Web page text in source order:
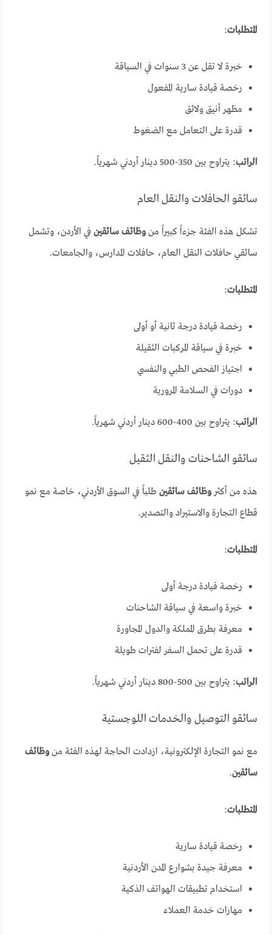
المتطلبات:
خبرة لا تقل عن 3 سنوات في السياقة
رخصة قيادة سارية المفعول
مظهر أنيق ولائق
قدرة على التعامل مع الضغوط
الراتب: يتراوح بين 350-500 دينار أردني شهرياً.
سائقو الحافلات والنقل العام
تشكل هذه الفئة جزءاً كبيراً منوظائف سائقين في الأردن، وتشمل
سائقي حافلات النقل العام، حافلات المدارس، والجامعات.
المتطلبات:
رخصة قيادة درجة ثانية أو أولى
خبرة في سياقة المركبات الثقيلة
اجتياز الفحص الطبي والنفسي
دورات في السلامة المرورية
الراتب: يتراوح بين 400-600 دينار أردني شهرياً.
سائقو الشاحنات والنقل الثقيل
هذه من أكثروظائف سائقين طلباً في السوق الأردني، خاصة مع نمو
قطاع التجارة والاستيراد والتصدير.
المتطلبات:
رخصة قيادة درجة أولى
خبرة واسعة في سياقة الشاحنات
معرفة بطرق المملكة والدول المجاورة
قدرة على تحمل السفر لفترات طويلة
الراتب: يتراوح بين 500-800 دينار أردني شهرياً.
سائقو التوصيل والخدمات اللوجستية
مع نمو التجارة الإلكترونية، ازدادت الحاجة لهذه الفئة منوظائف
سائقين.
المتطلبات:
رخصة قيادة سارية
معرفة جيدة بشوارع المدن الأردنية
استخدام تطبيقات الهواتف الذكية
مهارات خدمة العملاء